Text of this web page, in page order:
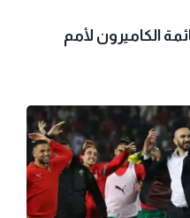
الكاميرون لأمم